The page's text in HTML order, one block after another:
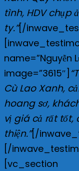
tình, HDV chụp
ty.”[/
name=”Nguyễn
image=”3615″]
Cù Lao Xanh,
hoang sơ,
vị giá cả rất
thiện.”[/
[/
[vc_section